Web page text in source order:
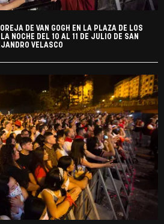
DE VAN GOGH EN LA PLAZA DE LOS
NOCHE DEL 10 AL 11 DE JULIO DE SAN
VELASCO